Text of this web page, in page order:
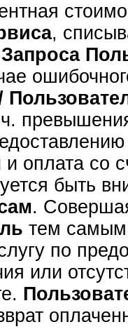
,
Запроса
и оплата со
быть
.
тем самым
по
или